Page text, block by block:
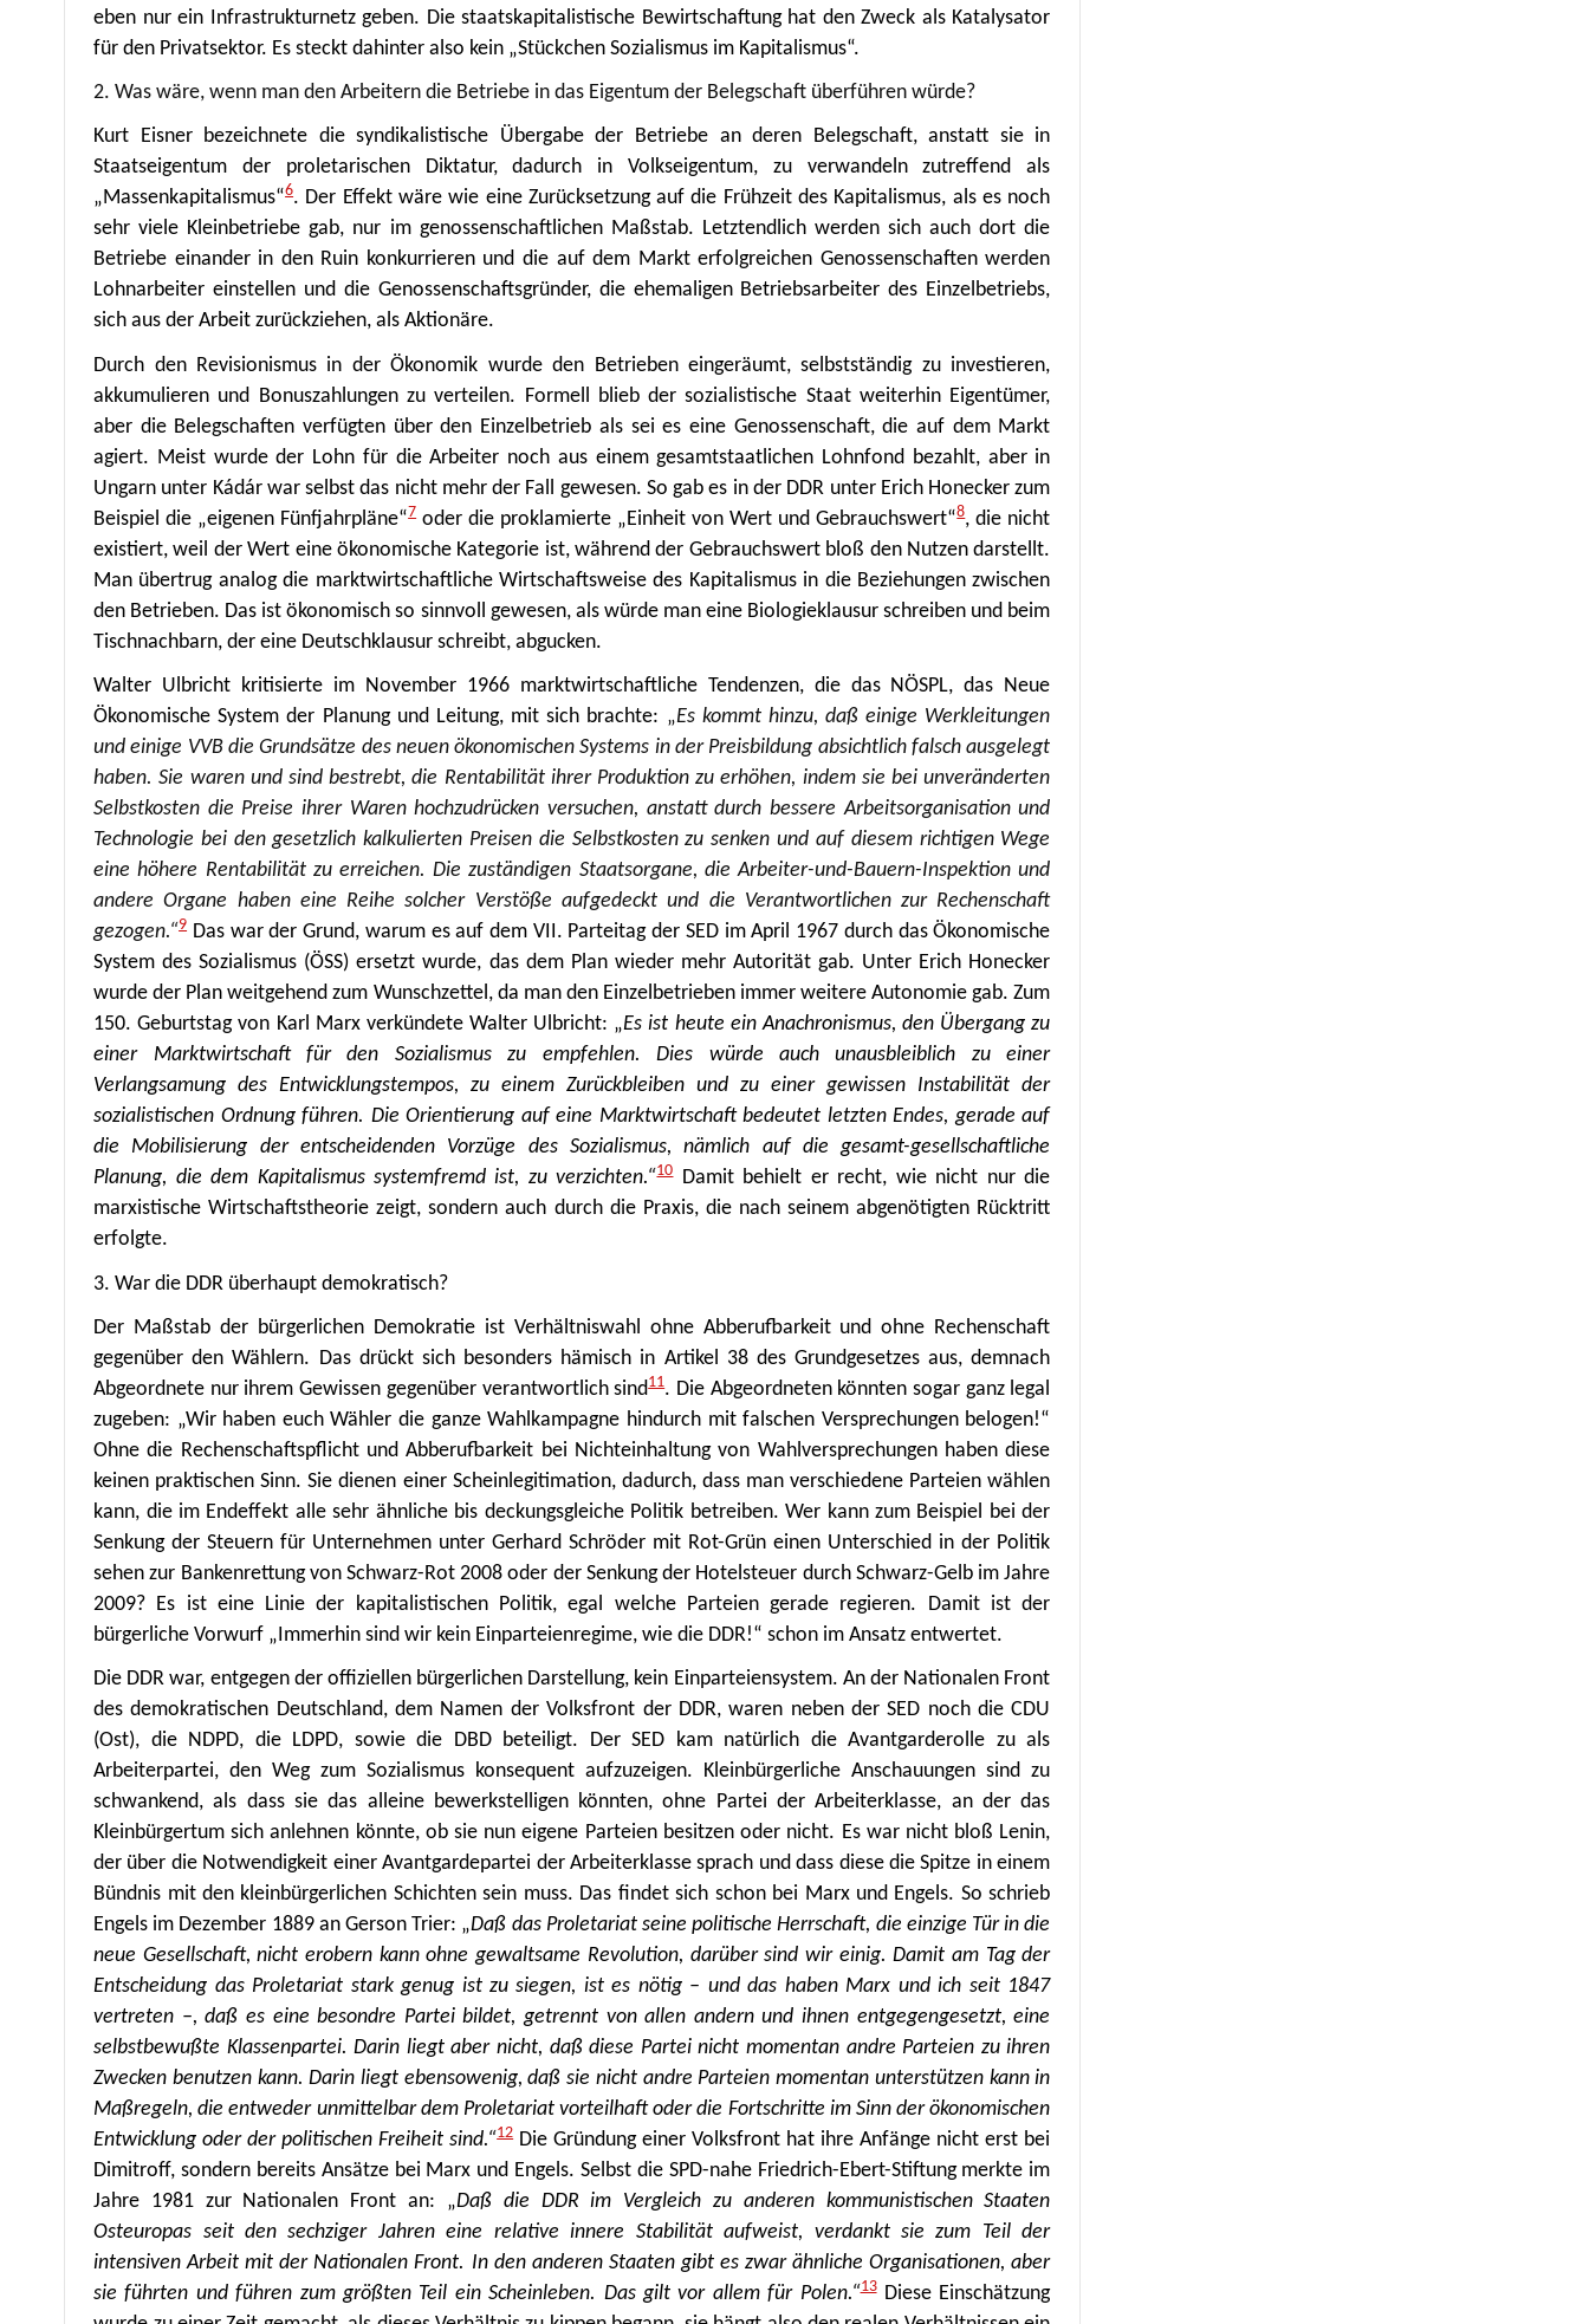
eben nur ein Infrastrukturnetz geben. Die staatskapitalistische Bewirtschaftung hat den Zweck als Katalysator
für den Privatsektor. Es steckt dahinter also kein „Stückchen Sozialismus im Kapitalismus“.
2. Was wäre, wenn man den Arbeitern die Betriebe in das Eigentum der Belegschaft überführen würde?
Kurt Eisner bezeichnete die syndikalistische Übergabe der Betriebe an deren Belegschaft, anstatt sie in
Staatseigentum der proletarischen Diktatur, dadurch in Volkseigentum, zu verwandeln zutreffend als
„Massenkapitalismus“6. Der Effekt wäre wie eine Zurücksetzung auf die Frühzeit des Kapitalismus, als es noch
sehr viele Kleinbetriebe gab, nur im genossenschaftlichen Maßstab. Letztendlich werden sich auch dort die
Betriebe einander in den Ruin konkurrieren und die auf dem Markt erfolgreichen Genossenschaften werden
Lohnarbeiter einstellen und die Genossenschaftsgründer, die ehemaligen Betriebsarbeiter des Einzelbetriebs,
sich aus der Arbeit zurückziehen, als Aktionäre.
Durch den Revisionismus in der Ökonomik wurde den Betrieben eingeräumt, selbstständig zu investieren,
akkumulieren und Bonuszahlungen zu verteilen. Formell blieb der sozialistische Staat weiterhin Eigentümer,
aber die Belegschaften verfügten über den Einzelbetrieb als sei es eine Genossenschaft, die auf dem Markt
agiert. Meist wurde der Lohn für die Arbeiter noch aus einem gesamtstaatlichen Lohnfond bezahlt, aber in
Ungarn unter Kádár war selbst das nicht mehr der Fall gewesen. So gab es in der DDR unter Erich Honecker zum
Beispiel die „eigenen Fünfjahrpläne“7oder die proklamierte „Einheit von Wert und Gebrauchswert“8, die nicht
existiert, weil der Wert eine ökonomische Kategorie ist, während der Gebrauchswert bloß den Nutzen darstellt.
Man übertrug analog die marktwirtschaftliche Wirtschaftsweise des Kapitalismus in die Beziehungen zwischen
den Betrieben. Das ist ökonomisch so sinnvoll gewesen, als würde man eine Biologieklausur schreiben und beim
Tischnachbarn, der eine Deutschklausur schreibt, abgucken.
Walter Ulbricht kritisierte im November 1966 marktwirtschaftliche Tendenzen, die das NÖSPL, das Neue
Ökonomische System der Planung und Leitung, mit sich brachte: „Es kommt hinzu, daß einige Werkleitungen
und einige VVB die Grundsätze des neuen ökonomischen Systems in der Preisbildung absichtlich falsch ausgelegt
haben. Sie waren und sind bestrebt, die Rentabilität ihrer Produktion zu erhöhen, indem sie bei unveränderten
Selbstkosten die Preise ihrer Waren hochzudrücken versuchen, anstatt durch bessere Arbeitsorganisation und
Technologie bei den gesetzlich kalkulierten Preisen die Selbstkosten zu senken und auf diesem richtigen Wege
eine höhere Rentabilität zu erreichen. Die zuständigen Staatsorgane, die Arbeiter-und-Bauern-Inspektion und
andere Organe haben eine Reihe solcher Verstöße aufgedeckt und die Verantwortlichen zur Rechenschaft
gezogen.“9 Das war der Grund, warum es auf dem VII. Parteitag der SED im April 1967 durch das Ökonomische
System des Sozialismus (ÖSS) ersetzt wurde, das dem Plan wieder mehr Autorität gab. Unter Erich Honecker
wurde der Plan weitgehend zum Wunschzettel, da man den Einzelbetrieben immer weitere Autonomie gab. Zum
150. Geburtstag von Karl Marx verkündete Walter Ulbricht: „Es ist heute ein Anachronismus, den Übergang zu
einer Marktwirtschaft für den Sozialismus zu empfehlen. Dies würde auch unausbleiblich zu einer
Verlangsamung des Entwicklungstempos, zu einem Zurückbleiben und zu einer gewissen Instabilität der
sozialistischen Ordnung führen. Die Orientierung auf eine Marktwirtschaft bedeutet letzten Endes, gerade auf
die Mobilisierung der entscheidenden Vorzüge des Sozialismus, nämlich auf die gesamt-gesellschaftliche
Planung, die dem Kapitalismus systemfremd ist, zu verzichten.“10 Damit behielt er recht, wie nicht nur die
marxistische Wirtschaftstheorie zeigt, sondern auch durch die Praxis, die nach seinem abgenötigten Rücktritt
erfolgte.
3. War die DDR überhaupt demokratisch?
Der Maßstab der bürgerlichen Demokratie ist Verhältniswahl ohne Abberufbarkeit und ohne Rechenschaft
gegenüber den Wählern. Das drückt sich besonders hämisch in Artikel 38 des Grundgesetzes aus, demnach
Abgeordnete nur ihrem Gewissen gegenüber verantwortlich sind11. Die Abgeordneten könnten sogar ganz legal
zugeben: „Wir haben euch Wähler die ganze Wahlkampagne hindurch mit falschen Versprechungen belogen!“
Ohne die Rechenschaftspflicht und Abberufbarkeit bei Nichteinhaltung von Wahlversprechungen haben diese
keinen praktischen Sinn. Sie dienen einer Scheinlegitimation, dadurch, dass man verschiedene Parteien wählen
kann, die im Endeffekt alle sehr ähnliche bis deckungsgleiche Politik betreiben. Wer kann zum Beispiel bei der
Senkung der Steuern für Unternehmen unter Gerhard Schröder mit Rot-Grün einen Unterschied in der Politik
sehen zur Bankenrettung von Schwarz-Rot 2008 oder der Senkung der Hotelsteuer durch Schwarz-Gelb im Jahre
2009? Es ist eine Linie der kapitalistischen Politik, egal welche Parteien gerade regieren.
Damit ist der
bürgerliche Vorwurf „Immerhin sind wir kein Einparteienregime, wie die DDR!“ schon im Ansatz entwertet.
Die DDR war, entgegen der offiziellen bürgerlichen Darstellung, kein Einparteiensystem. An der Nationalen Front
des demokratischen Deutschland, dem Namen der Volksfront der DDR, waren neben der SED noch die CDU
(Ost), die NDPD, die LDPD, sowie die DBD beteiligt. Der SED kam natürlich die Avantgarderolle zu als
Arbeiterpartei, den Weg zum Sozialismus konsequent aufzuzeigen. Kleinbürgerliche Anschauungen sind zu
schwankend, als dass sie das alleine bewerkstelligen könnten, ohne Partei der Arbeiterklasse, an der das
Kleinbürgertum sich anlehnen könnte, ob sie nun eigene Parteien besitzen oder nicht. Es war nicht bloß Lenin,
der über die Notwendigkeit einer Avantgardepartei der Arbeiterklasse sprach und dass diese die Spitze in einem
Bündnis mit den kleinbürgerlichen Schichten sein muss. Das findet sich schon bei Marx und Engels. So schrieb
Engels im Dezember 1889 an Gerson Trier: „Daß das Proletariat seine politische Herrschaft, die einzige Tür in die
neue Gesellschaft, nicht erobern kann ohne gewaltsame Revolution, darüber sind wir einig. Damit am Tag der
Entscheidung das Proletariat stark genug ist zu siegen, ist es nötig – und das haben Marx und ich seit 1847
vertreten –, daß es eine besondre Partei bildet, getrennt von allen andern und ihnen entgegengesetzt, eine
selbstbewußte Klassenpartei. Darin liegt aber nicht, daß diese Partei nicht momentan andre Parteien zu ihren
Zwecken benutzen kann. Darin liegt ebensowenig, daß sie nicht andre Parteien momentan unterstützen kann in
Maßregeln, die entweder unmittelbar dem Proletariat vorteilhaft oder die Fortschritte im Sinn der ökonomischen
Entwicklung oder der politischen Freiheit sind.“12Die Gründung einer Volksfront hat ihre Anfänge nicht erst bei
Dimitroff, sondern bereits Ansätze bei Marx und Engels. Selbst die SPD-nahe Friedrich-Ebert-Stiftung merkte im
Jahre 1981 zur Nationalen Front an: „Daß die DDR im Vergleich zu anderen kommunistischen Staaten
Osteuropas seit den sechziger Jahren eine relative innere Stabilität aufweist, verdankt sie zum Teil der
intensiven Arbeit mit der Nationalen Front. In den anderen Staaten gibt es zwar ähnliche Organisationen, aber
sie führten und führen zum größten Teil ein Scheinleben. Das gilt vor allem für Polen.“13Diese Einschätzung